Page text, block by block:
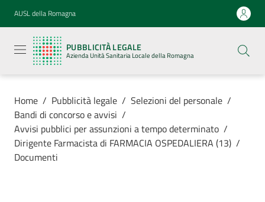
Vai al contenuto
Vai alla navigazione
Vai al footer
AUSL della Romagna
PUBBLICITÀ LEGALE
Azienda Unità Sanitaria Locale della Romagna
legale
Azienda
Unità
Locale della
Azienda
Home / Pubblicità legale / Selezioni del personale /
Bandi di concorso e avvisi /
Avvisi pubblici per assunzioni a tempo determinato /
Dirigente Farmacista di FARMACIA OSPEDALIERA (13) /
Documenti